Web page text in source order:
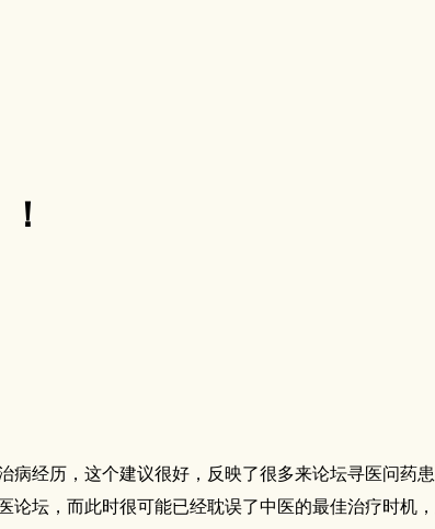
经历，这个建议很好，反映了很多来论坛寻医问药
坛，而此时很可能已经耽误了中医的最佳治疗时机